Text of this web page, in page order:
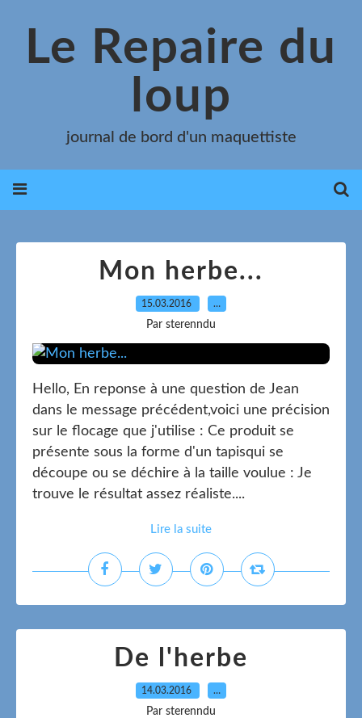
Le Repaire du
loup
journal de bord d'un maquettiste
Mon herbe...
15.03.2016 …
Par sterenndu
Hello, En reponse à une question de Jean
dans le message précédent,voici une précision
sur le flocage que j'utilise : Ce produit se
présente sous la forme d'un tapisqui se
découpe ou se déchire à la taille voulue : Je
trouve le résultat assez réaliste....
Lire la suite
De l'herbe
14.03.2016 …
Par sterenndu